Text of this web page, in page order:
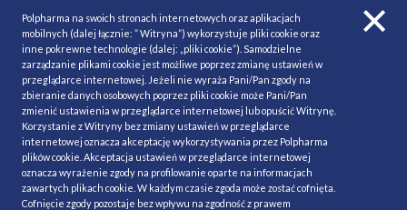
KONTAKT
POLITYKA COOKIES
Polityka prywatności
MAPA STRONY
NASZE SERWISY
MATERIAŁY DO POBRANIA
Polpharma na swoich stronach internetowych oraz aplikacjach
mobilnych (dalej łącznie: ” Witryna”) wykorzystuje pliki cookie oraz
inne pokrewne technologie (dalej: „pliki cookie”). Samodzielne
zarządzanie plikami cookie jest możliwe poprzez zmianę ustawień w
przeglądarce internetowej. Jeżeli nie wyraża Pani/Pan zgody na
zbieranie danych osobowych poprzez pliki cookie może Pani/Pan
zmienić ustawienia w przeglądarce internetowej lub opuścić Witrynę.
Korzystanie z Witryny bez zmiany ustawień w przeglądarce
internetowej oznacza akceptację wykorzystywania przez Polpharma
plików cookie. Akceptacja ustawień w przeglądarce internetowej
oznacza wyrażenie zgody na profilowanie oparte na informacjach
zawartych plikach cookie. W każdym czasie zgoda może zostać cofnięta.
Cofnięcie zgody pozostaje bez wpływu na zgodność z prawem